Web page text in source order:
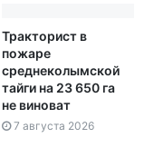
Тракторист в
пожаре
среднеколымской
тайги на 23 650 га
не виноват
7 августа 2026